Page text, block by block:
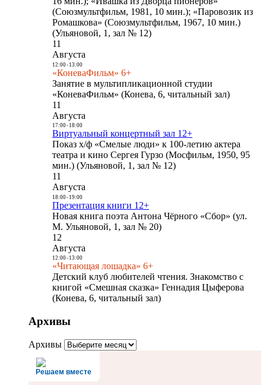
(Союзмультфильм, 1981, 10 мин.); «Паровозик из
Ромашкова» (Союзмультфильм, 1967, 10 мин.)
(Ульяновой, 1, зал № 12)
11
Августа
12:00- 13:00
«КоневаФильм» 6+
Занятие в мультипликационной студии
«КоневаФильм» (Конева, 6, читальный зал)
11
Августа
17:00- 18:00
Виртуальный концертный зал 12+
Показ х/ф «Смелые люди» к 100-летию актера
театра и кино Сергея Гурзо (Мосфильм, 1950, 95
мин.) (Ульяновой, 1, зал № 12)
11
Августа
18:00- 19:00
Презентация книги 12+
Новая книга поэта Антона Чёрного «Сбор» (ул.
М. Ульяновой, 1, зал № 20)
12
Августа
12:00- 13:00
«Читающая лошадка» 6+
Детский клуб любителей чтения. Знакомство с
книгой «Смешная сказка» Геннадия Цыферова
(Конева, 6, читальный зал)
Архивы
Архивы
Решаем вместе